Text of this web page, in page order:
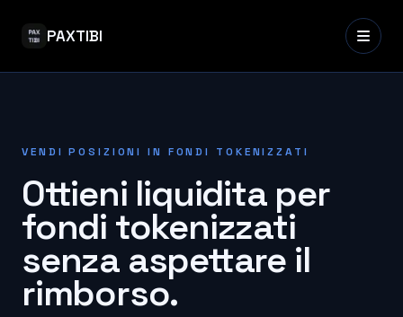
PAXTIBI
VENDI POSIZIONI IN FONDI TOKENIZZATI
Ottieni liquidita per
fondi tokenizzati
senza aspettare il
rimborso.